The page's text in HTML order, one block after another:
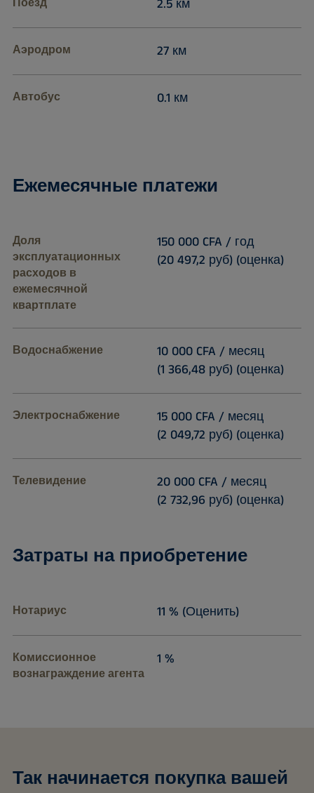
Поезд 2.5 км
Аэродром 27 км
Автобус 0.1 км
Ежемесячные платежи
Доля
эксплуатационных
расходов в
ежемесячной
квартплате
150 000 CFA / год
(20 497,2 руб) (оценка)
Водоснабжение
10 000 CFA / месяц
(1 366,48 руб) (оценка)
Электроснабжение
15 000 CFA / месяц
(2 049,72 руб) (оценка)
Телевидение
20 000 CFA / месяц
(2 732,96 руб) (оценка)
Затраты на приобретение
Нотариус 11 % (Оценить)
Комиссионное
вознаграждение агента
1 %
Так начинается покупка вашей